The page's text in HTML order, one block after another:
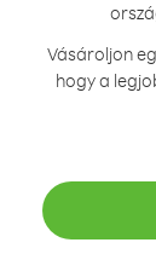
Vásároljon
hogy a